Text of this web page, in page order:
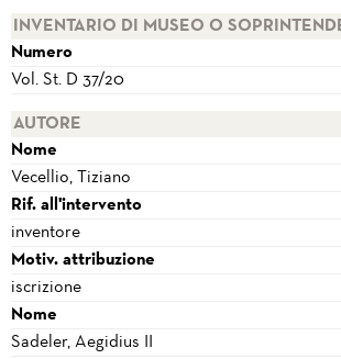
INVENTARIO DI MUSEO O
Numero
Vol. St. D 37/20
AUTORE
Nome
Vecellio, Tiziano
Rif. all'intervento
inventore
Motiv. attribuzione
iscrizione
Nome
Sadeler, Aegidius II